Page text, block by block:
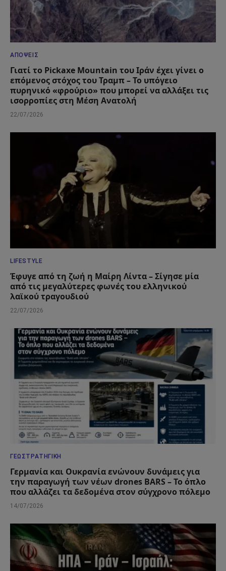
ΑΠΌΨΕΙΣ
Γιατί το Pickaxe Mountain του Ιράν έχει γίνει ο
επόμενος στόχος του Τραμπ – Το υπόγειο
πυρηνικό «φρούριο» που μπορεί να αλλάξει τις
ισορροπίες στη Μέση Ανατολή
22/07/2026
LIFESTYLE
Έφυγε από τη ζωή η Μαίρη Λίντα – Σίγησε μία
από τις μεγαλύτερες φωνές του ελληνικού
λαϊκού τραγουδιού
22/07/2026
ΓΕΩΣΤΡΑΤΗΓΙΚΉ
Γερμανία και Ουκρανία ενώνουν δυνάμεις για
την παραγωγή των νέων drones BARS – Το όπλο
που αλλάζει τα δεδομένα στον σύγχρονο πόλεμο
14/07/2026